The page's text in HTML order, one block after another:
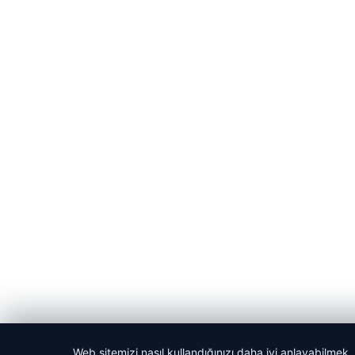
Web sitemizi nasıl kullandığınızı daha iyi